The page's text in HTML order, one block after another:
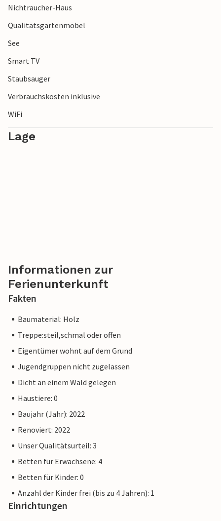
Nichtraucher-Haus
Qualitätsgartenmöbel
See
Smart TV
Staubsauger
Verbrauchskosten inklusive
WiFi
Lage
Informationen zur
Ferienunterkunft
Fakten
Baumaterial: Holz
Treppe:steil,schmal oder offen
Eigentümer wohnt auf dem Grund
Jugendgruppen nicht zugelassen
Dicht an einem Wald gelegen
Haustiere: 0
Baujahr (Jahr): 2022
Renoviert: 2022
Unser Qualitätsurteil: 3
Betten für Erwachsene: 4
Betten für Kinder: 0
Anzahl der Kinder frei (bis zu 4 Jahren): 1
Einrichtungen